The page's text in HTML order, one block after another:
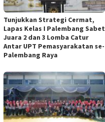
Tunjukkan Strategi Cermat,
Lapas Kelas I Palembang Sabet
Juara 2 dan 3 Lomba Catur
Antar UPT Pemasyarakatan se-
Palembang Raya